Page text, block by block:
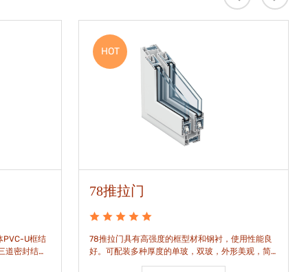
PVC-U框结
道密封结
HOT
78推拉门
78推拉门具有高强度的框型材和钢衬，使用性能良
好。可配装多种厚度的单玻，双玻，外形美观，简